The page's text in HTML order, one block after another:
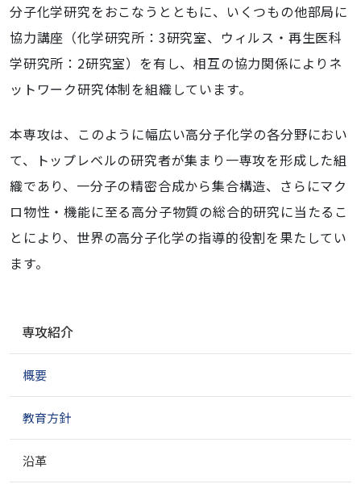
分子化学研究をおこなうとともに、いくつもの他部局に
協力講座（化学研究所：3研究室、ウィルス・再生医科
学研究所：2研究室）を有し、相互の協力関係によりネ
ットワーク研究体制を組織しています。
本専攻は、このように幅広い高分子化学の各分野におい
て、トップレベルの研究者が集まり一専攻を形成した組
織であり、一分子の精密合成から集合構造、さらにマク
ロ物性・機能に至る高分子物質の総合的研究に当たるこ
とにより、世界の高分子化学の指導的役割を果たしてい
ます。
ゲ
シ
ン
専攻紹介
概要
教育方針
沿革